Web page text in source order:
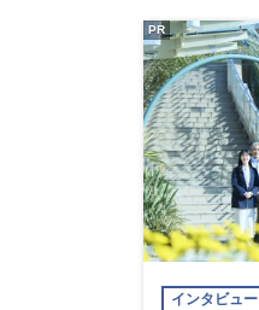
インタビュー
PR